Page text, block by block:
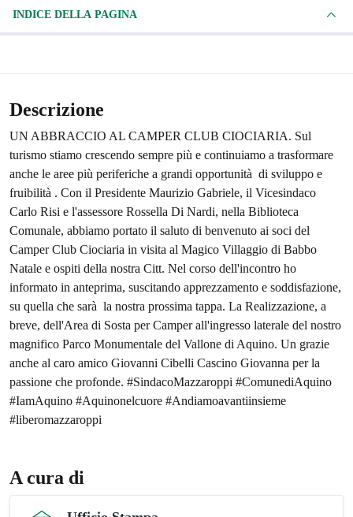
INDICE DELLA PAGINA
Descrizione
UN ABBRACCIO AL CAMPER CLUB CIOCIARIA. Sul
turismo stiamo crescendo sempre più e continuiamo a trasformare
anche le aree più periferiche a grandi opportunità di sviluppo e
fruibilità . Con il Presidente Maurizio Gabriele, il Vicesindaco
Carlo Risi e l'assessore Rossella Di Nardi, nella Biblioteca
Comunale, abbiamo portato il saluto di benvenuto ai soci del
Camper Club Ciociaria in visita al Magico Villaggio di Babbo
Natale e ospiti della nostra Citt. Nel corso dell'incontro ho
informato in anteprima, suscitando apprezzamento e soddisfazione,
su quella che sarà la nostra prossima tappa. La Realizzazione, a
breve, dell'Area di Sosta per Camper all'ingresso laterale del nostro
magnifico Parco Monumentale del Vallone di Aquino. Un grazie
anche al caro amico Giovanni Cibelli Cascino Giovanna per la
passione che profonde. #SindacoMazzaroppi #ComunediAquino
#IamAquino #Aquinonelcuore #Andiamoavantiinsieme
#liberomazzaroppi
A cura di